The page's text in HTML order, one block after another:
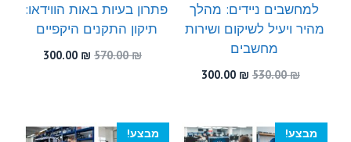
למחשבים ניידים: מהלך
מהיר ויעיל לשיקום ושירות
מחשבים
530.00₪
המחיר
530.00 ₪.
300.00 ₪
300.00 ₪.
פתרון בעיות באות הווידאו:
תיקון התקנים היקפיים
570.00₪
המחיר
300.00 ₪
המחיר
מבצע! מבצע!